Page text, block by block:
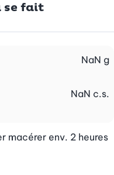
se fait
NaN g
NaN c.s.
macérer env. 2 heures